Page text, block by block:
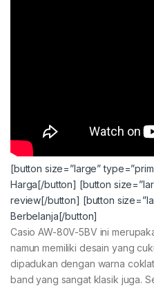
[button size=”large”
Harga[/button] [button
review[/button] [button
Berbelanja[/button]
Casio AW-80V-5BV ini
namun memiliki desain yang
dipadukan dengan warna
band yang sangat klasik juga.